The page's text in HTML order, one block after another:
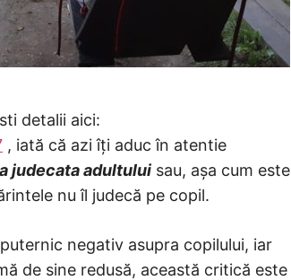
detalii aici:
, iată că azi îți aduc în atentie
judecata adultului sau, așa cum este
nu îl judecă pe copil.
negativ asupra copilului, iar
de sine redusă, această critică este